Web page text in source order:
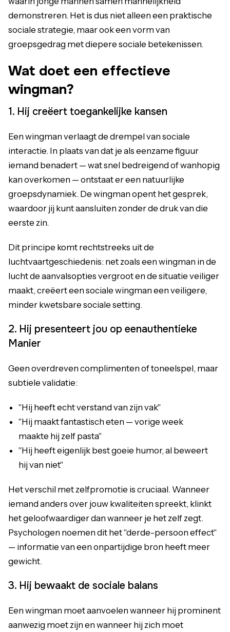
demonstreren. Het is dus niet alleen een praktische
sociale strategie, maar ook een vorm van
groepsgedrag met diepere sociale betekenissen.
Wat doet een effectieve
wingman?
1. Hij creëert toegankelijke kansen
Een wingman verlaagt de drempel van sociale
interactie. In plaats van dat je als eenzame figuur
iemand benadert — wat snel bedreigend of wanhopig
kan overkomen — ontstaat er een natuurlijke
groepsdynamiek. De wingman opent het gesprek,
waardoor jij kunt aansluiten zonder de druk van die
eerste zin.
Dit principe komt rechtstreeks uit de
luchtvaartgeschiedenis: net zoals een wingman in de
lucht de aanvalsopties vergroot en de situatie veiliger
maakt, creëert een sociale wingman een veiligere,
minder kwetsbare sociale setting.
2. Hij presenteert jou op eenauthentieke
Manier
Geen overdreven complimenten of toneelspel, maar
subtiele validatie:
"Hij heeft echt verstand van zijn vak"
"Hij maakt fantastisch eten — vorige week
maakte hij zelf pasta"
"Hij heeft eigenlijk best goeie humor, al beweert
hij van niet"
Het verschil met zelfpromotie is cruciaal. Wanneer
iemand anders over jouw kwaliteiten spreekt, klinkt
het geloofwaardiger dan wanneer je het zelf zegt.
Psychologen noemen dit het "derde-persoon effect"
— informatie van een onpartijdige bron heeft meer
gewicht.
3. Hij bewaakt de sociale balans
Een wingman moet aanvoelen wanneer hij prominent
aanwezig moet zijn en wanneer hij zich moet